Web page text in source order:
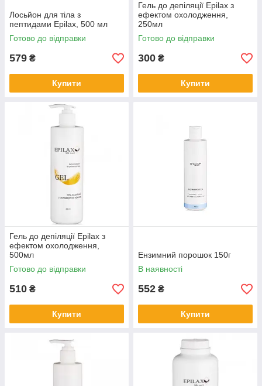
Лосьйон для тіла з
пептидами Epilax, 500 мл
Готово до відправки
579 ₴
Купити
Гель до депіляції Epilax з
ефектом охолодження,
250мл
Готово до відправки
300 ₴
Купити
Гель до депіляції Epilax з
ефектом охолодження,
500мл
Готово до відправки
510 ₴
Купити
Ензимний порошок 150г
В наявності
552 ₴
Купити